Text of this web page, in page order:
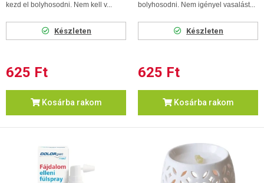
kezd el bolyhosodni. Nem kell v...
Készleten
625 Ft
Kosárba rakom
bolyhosodni. Nem igényel vasalást...
Készleten
625 Ft
Kosárba rakom